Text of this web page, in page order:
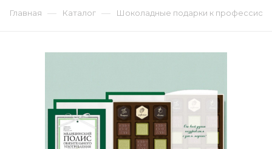
Главная — Каталог — Шоколадные подарки к